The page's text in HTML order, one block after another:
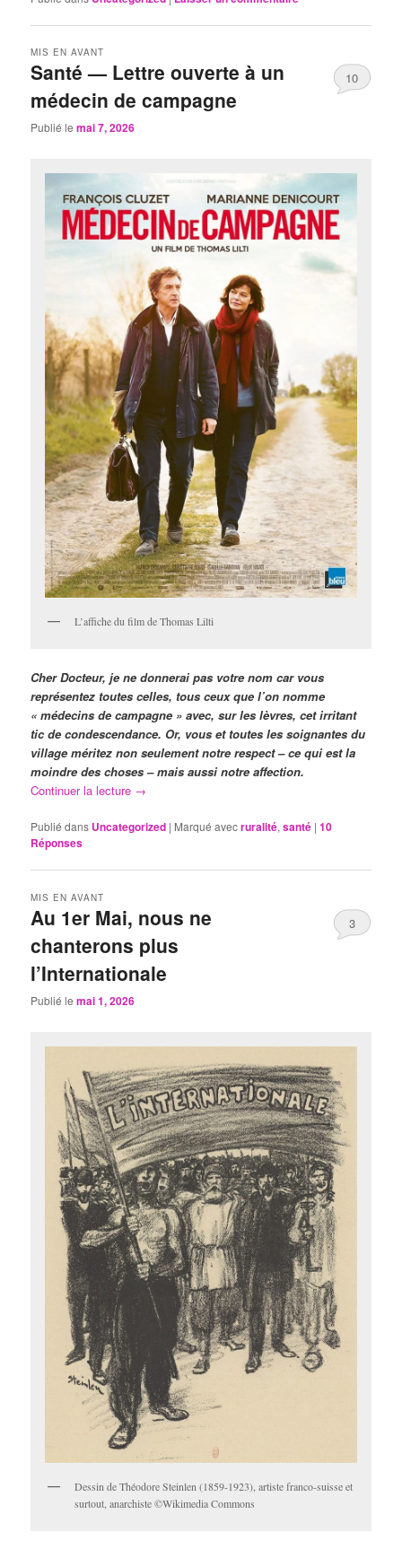
Santé — Lettre ouverte à un
médecin de campagne
MIS EN AVANT
Publié lemai 7, 2026
10
L’affiche du film de Thomas Lilti
Cher Docteur, je ne donnerai pas votre nom car vous
représentez toutes celles, tous ceux que l’on nomme
« médecins de campagne » avec, sur les lèvres, cet irritant
tic de condescendance. Or, vous et toutes les soignantes du
village méritez non seulement notre respect – ce qui est la
moindre des choses– mais aussi notre affection.
Continuer la lecture →
Publié dans Uncategorized | Marqué avecruralité,santé |10
Réponses
Au 1er Mai, nous ne
chanterons plus
l’Internationale
MIS EN AVANT
Publié lemai 1, 2026
3
Dessin de Théodore Steinlen (1859-1923), artiste franco-suisse et
surtout, anarchiste ©Wikimedia Commons